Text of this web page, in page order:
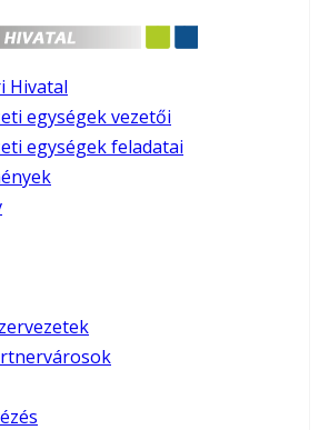
Hivatal
egységek vezetői
egységek feladatai